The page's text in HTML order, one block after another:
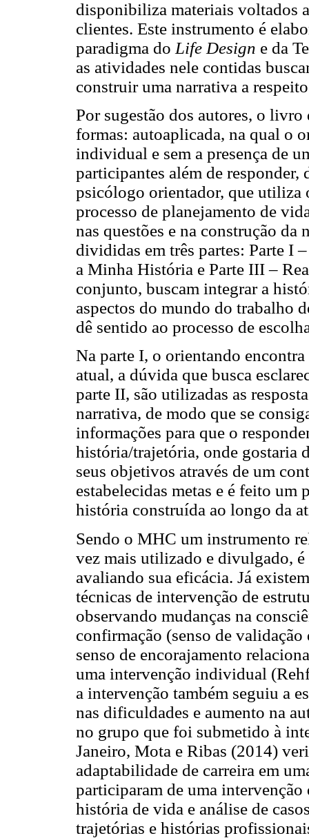
disponibiliza materiais voltados
clientes. Este instrumento é
paradigma do Life Design e da
as atividades nele contidas
construir uma narrativa a
Por sugestão dos autores, o
formas: autoaplicada, na qual o
individual e sem a presença de
participantes além de responder,
psicólogo orientador, que utiliza
processo de planejamento de
nas questões e na construção
divididas em três partes: Parte I
a Minha História e Parte III –
conjunto, buscam integrar a
aspectos do mundo do trabalho
dê sentido ao processo de
Na parte I, o orientando
atual, a dúvida que busca
parte II, são utilizadas as
narrativa, de modo que se
informações para que o
história/trajetória, onde gostaria
seus objetivos através de um
estabelecidas metas e é feito um
história construída ao longo da
Sendo o MHC um instrumento
vez mais utilizado e divulgado,
avaliando sua eficácia. Já
técnicas de intervenção de
observando mudanças na
confirmação (senso de
senso de encorajamento
uma intervenção individual
a intervenção também seguiu a
nas dificuldades e aumento na
no grupo que foi submetido à
Janeiro, Mota e Ribas (2014)
adaptabilidade de carreira em
participaram de uma
história de vida e análise de
trajetórias e histórias